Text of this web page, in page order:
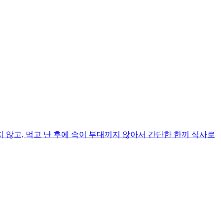
고, 먹고 난 후에 속이 부대끼지 않아서 간단한 한끼 식사로